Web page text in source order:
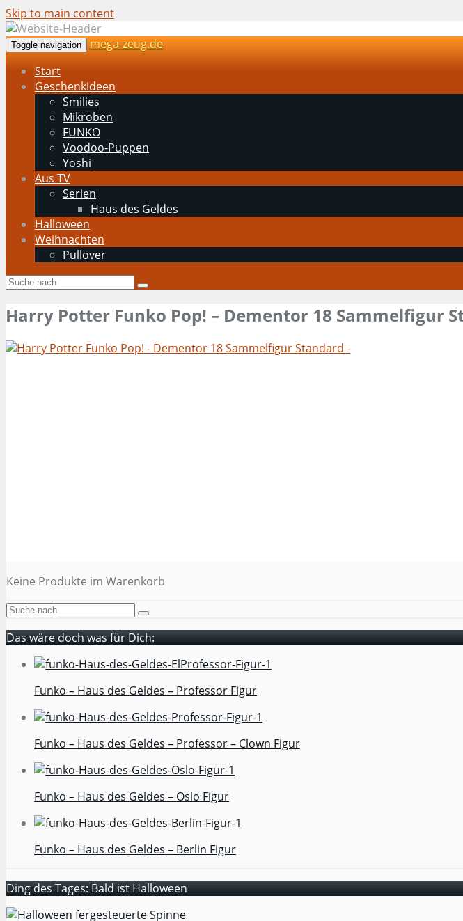
Skip to main content
Toggle navigation
mega-zeug.de
Start
Geschenkideen
Smilies
Mikroben
FUNKO
Voodoo-Puppen
Yoshi
Aus TV
Serien
Haus des Geldes
Halloween
Weihnachten
Pullover
Harry Potter Funko Pop! – Dementor 18 Sammelfigur
Keine Produkte im Warenkorb
Das wäre doch was für Dich:
Funko – Haus des Geldes – Professor Figur
Funko – Haus des Geldes – Professor – Clown Figur
Funko – Haus des Geldes – Oslo Figur
Funko – Haus des Geldes – Berlin Figur
Ding des Tages: Bald ist Halloween